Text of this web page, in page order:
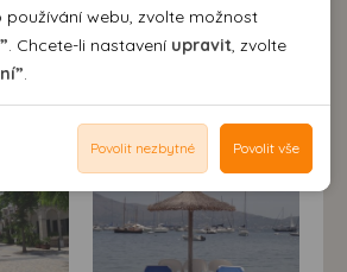
používání webu, zvolte možnost
. Chcete-li nastavení upravit , zvolte
Povolit vše
Povolit nezbytné
cookies můžeme měřit návštěvnost
návštěv, výkon reklam a také jejich
data zpracováváme anonymně bez
uživatele našeho webu. Bez vašeho
analytických cookies, ztrácíme
a optimalizace našeho webu.
cookies nám umožňují přizpůsobit
zájmů a preferencí. Bez
mj. k zobrazování informací
potřebám, méně užitečné nabídce či
my nebo třetí strana k
reklamy nebo obsahu jak na
webech třetích stran. Díky tomu
profily založené na Vašich
těchto informací není zpravidla